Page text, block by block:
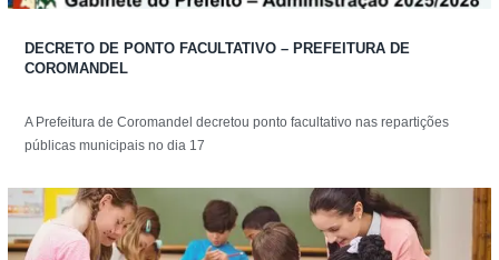
DECRETO DE PONTO FACULTATIVO – PREFEITURA DE
COROMANDEL
A Prefeitura de Coromandel decretou ponto facultativo nas repartições
públicas municipais no dia 17